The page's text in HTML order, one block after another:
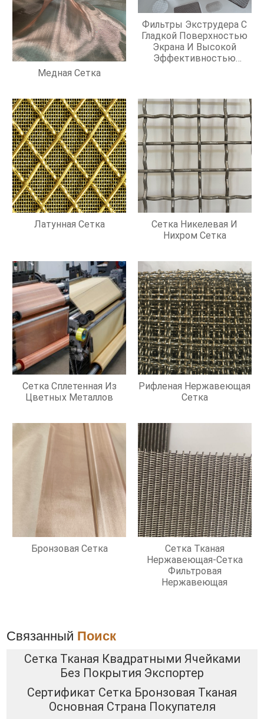
Медная Сетка
Фильтры Экструдера С
Гладкой Поверхностью
Экрана И Высокой
Эффективностью
Латунная Сетка
Сетка Никелевая И
Нихром Сетка
Сетка Сплетенная Из
Цветных Металлов
Рифленая Нержавеющая
Сетка
Бронзовая Сетка
Сетка Тканая
Нержавеющая-Сетка
Фильтровая
Нержавеющая
Связанный Поиск
Сетка Тканая Квадратными Ячейками
Без Покрытия Экспортер
Сертификат Сетка Бронзовая Тканая
Основная Страна Покупателя